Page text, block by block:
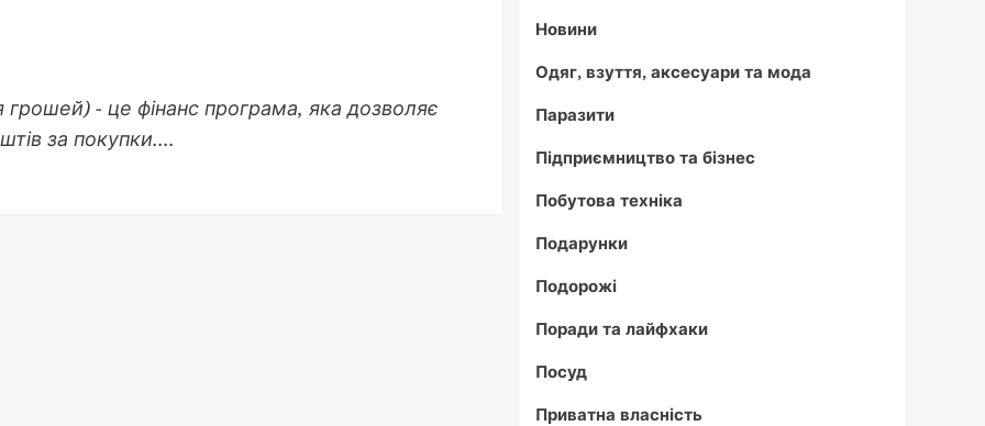
- це фінанс програма, яка дозволяє
за покупки....
Новини
Одяг, взуття, аксесуари та мода
Паразити
Підприємництво та бізнес
Побутова техніка
Подарунки
Подорожі
Поради та лайфхаки
Посуд
Приватна власність